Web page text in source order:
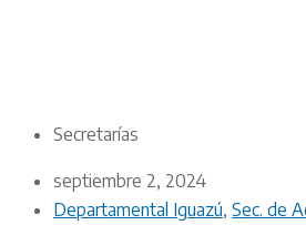
Secretarías
septiembre 2, 2024
Departamental Iguazú, Sec. de